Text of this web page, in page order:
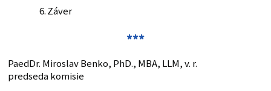
Záver
***
PaedDr. Miroslav Benko, PhD., MBA, LLM, v. r.
predseda komisie